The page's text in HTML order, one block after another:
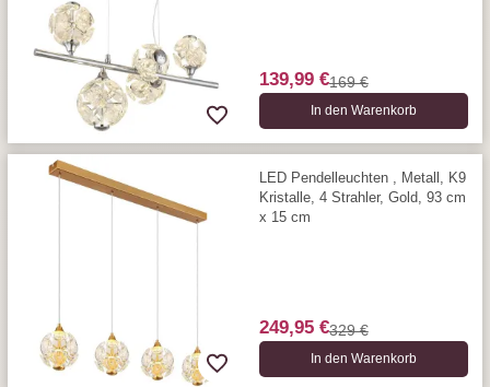
139,99 €169 €
In den Warenkorb
LED Pendelleuchten , Metall, K9
Kristalle, 4 Strahler, Gold, 93 cm
x 15 cm
249,95 €329 €
In den Warenkorb